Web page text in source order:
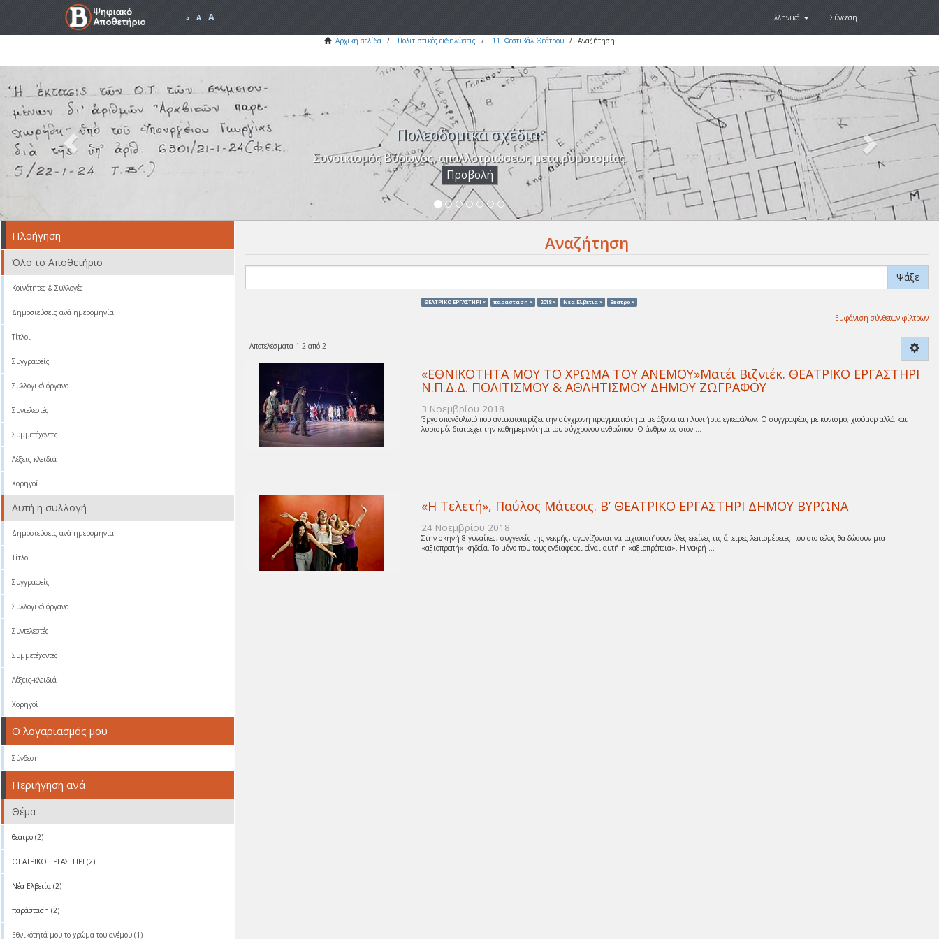
A A A Ελληνικά Σύνδεση
Αρχική σελίδα Πολιτιστικές εκδηλώσεις 11. Φεστιβάλ Θεάτρου Αναζήτηση
Πολεοδομικά σχέδια.
Συνοικισμός Βύρωνος, απαλλοτριώσεως μετα ρυμοτομίας.
Προβολή
Next
Αναζήτηση
Ψάξε
ΘΕΑΤΡΙΚΟ ΕΡΓΑΣΤΗΡΙ × παράσταση × 2018 × Νέα Ελβετία × θέατρο ×
Εμφάνιση σύνθετων φίλτρων
Αποτελέσματα 1-2 από 2
«ΕΘΝΙΚΟΤΗΤΑ ΜΟΥ ΤΟ ΧΡΩΜΑ ΤΟΥ ΑΝΕΜΟΥ»Ματέι Βιζνιέκ. ΘΕΑΤΡΙΚΟ ΕΡΓΑΣΤΗΡΙ
Ν.Π.Δ.Δ. ΠΟΛΙΤΙΣΜΟΥ & ΑΘΛΗΤΙΣΜΟΥ ΔΗΜΟΥ ΖΩΓΡΑΦΟΥ
3 Νοεμβρίου 2018
Έργο σπονδυλωτό που αντικατοπτρίζει την σύγχρονη πραγματικότητα με άξονα τα πλυντήρια εγκεφάλων. Ο συγγραφέας με κυνισμό, χιούμορ αλλά και
λυρισμό, διατρέχει την καθημερινότητα του σύγχρονου ανθρώπου. Ο άνθρωπος στον ...
«Η Τελετή», Παύλος Μάτεσις. Β’ ΘΕΑΤΡΙΚΟ ΕΡΓΑΣΤΗΡΙ ΔΗΜΟΥ ΒΥΡΩΝΑ
24 Νοεμβρίου 2018
Στην σκηνή 8 γυναίκες, συγγενείς της νεκρής, αγωνίζονται να ταχτοποιήσουν όλες εκείνες τις άπειρες λεπτομέρειες που στο τέλος θα δώσουν μια
«αξιοπρεπή» κηδεία. Το μόνο που τους ενδιαφέρει είναι αυτή η «αξιοπρέπεια». Η νεκρή ...
Πλοήγηση
Όλο το Αποθετήριο
Κοινότητες & Συλλογές
Δημοσιεύσεις ανά ημερομηνία
Τίτλοι
Συγγραφείς
Συλλογικό όργανο
Συντελεστές
Συμμετέχοντες
Λέξεις-κλειδιά
Χορηγοί
Αυτή η συλλογή
Δημοσιεύσεις ανά ημερομηνία
Τίτλοι
Συγγραφείς
Συλλογικό όργανο
Συντελεστές
Συμμετέχοντες
Λέξεις-κλειδιά
Χορηγοί
Ο λογαριασμός μου
Σύνδεση
Περιήγηση ανά
Θέμα
θέατρο (2)
ΘΕΑΤΡΙΚΟ ΕΡΓΑΣΤΗΡΙ (2)
Νέα Ελβετία (2)
παράσταση (2)
Eθνικότητά μου το χρώμα του ανέμου (1)